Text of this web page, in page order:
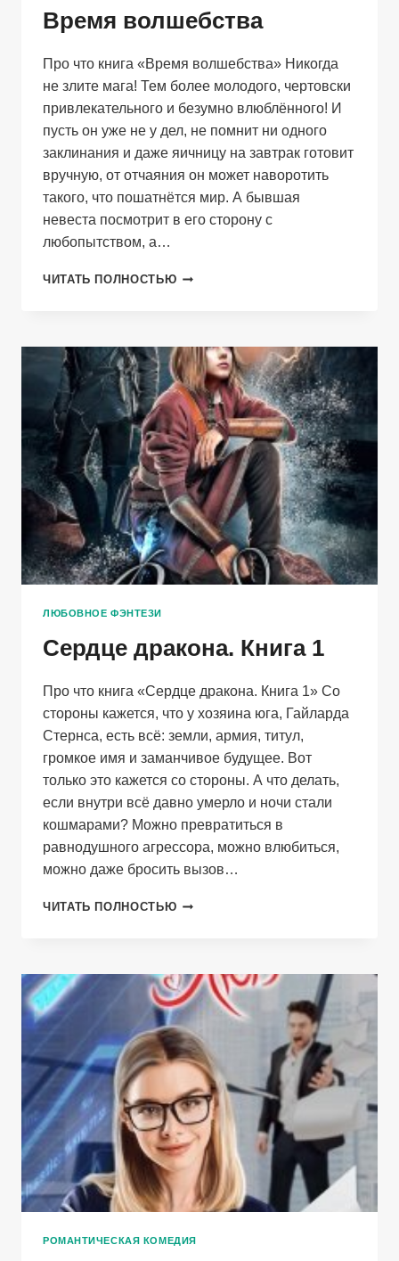
Время волшебства
Про что книга «Время волшебства» Никогда
не злите мага! Тем более молодого, чертовски
привлекательного и безумно влюблённого! И
пусть он уже не у дел, не помнит ни одного
заклинания и даже яичницу на завтрак готовит
вручную, от отчаяния он может наворотить
такого, что пошатнётся мир. А бывшая
невеста посмотрит в его сторону с
любопытством, а…
ЧИТАТЬ ПОЛНОСТЬЮ ВРЕМЯ
ЛЮБОВНОЕ ФЭНТЕЗИ
Сердце дракона. Книга 1
Про что книга «Сердце дракона. Книга 1» Со
стороны кажется, что у хозяина юга, Гайларда
Стернса, есть всё: земли, армия, титул,
громкое имя и заманчивое будущее. Вот
только это кажется со стороны. А что делать,
если внутри всё давно умерло и ночи стали
кошмарами? Можно превратиться в
равнодушного агрессора, можно влюбиться,
можно даже бросить вызов…
ЧИТАТЬ ПОЛНОСТЬЮ СЕРДЦЕ
РОМАНТИЧЕСКАЯ КОМЕДИЯ